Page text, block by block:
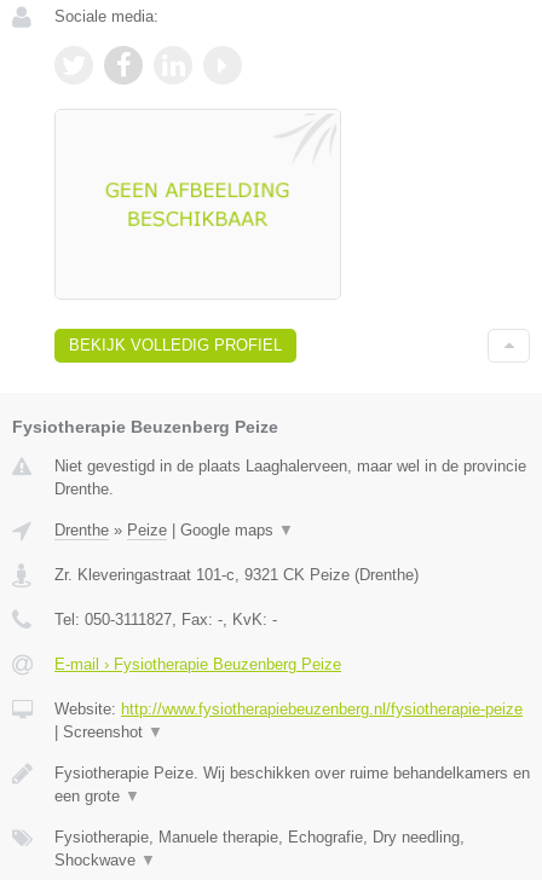
Sociale media:
BEKIJK VOLLEDIG PROFIEL
Fysiotherapie Beuzenberg Peize
Niet gevestigd in de plaats Laaghalerveen, maar wel in de provincie
Drenthe.
Drenthe » Peize Google maps ▼
Zr. Kleveringastraat 101-c, 9321 CK Peize (Drenthe)
Tel: 050-3111827, Fax: -, KvK: -
E-mail › Fysiotherapie Beuzenberg Peize
Website: http://www.fysiotherapiebeuzenberg.nl/fysiotherapie-peize
Screenshot ▼
Fysiotherapie Peize. Wij beschikken over ruime behandelkamers en
een grote ▼
Fysiotherapie, Manuele therapie, Echografie, Dry needling,
Shockwave ▼